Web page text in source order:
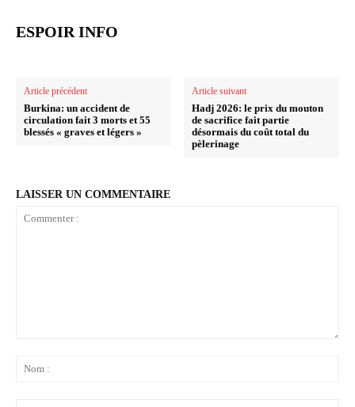
ESPOIR INFO
Article précédent
Burkina: un accident de
circulation fait 3 morts et 55
blessés « graves et légers »
Article suivant
Hadj 2026: le prix du mouton
de sacrifice fait partie
désormais du coût total du
pèlerinage
LAISSER UN COMMENTAIRE